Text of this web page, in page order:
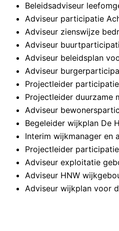
Beleidsadviseur
Adviseur participatie
Adviseur zienswijze
Adviseur
Adviseur beleidsplan
Adviseur
Projectleider
Projectleider duurzame
Adviseur
Begeleider wijkplan De
Interim wijkmanager en
Projectleider
Adviseur exploitatie
Adviseur HNW
Adviseur wijkplan voor